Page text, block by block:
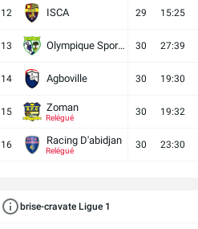
12 ISCA 29 15:25
13 Olympique Sport d'Abobo FC 30 27:39
14 Agboville 30 19:30
15 Zoman
Relégué
30 19:32
16 Racing D'abidjan
Relégué
30 23:30
brise-cravate Ligue 1